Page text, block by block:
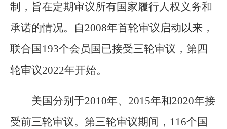
制，旨在定期审议所有国家履行人权义务和
承诺的情况。自2008年首轮审议启动以来，
联合国193个会员国已接受三轮审议，第四
轮审议2022年开始。
美国分别于2010年、2015年和2020年接
受前三轮审议。第三轮审议期间，116个国